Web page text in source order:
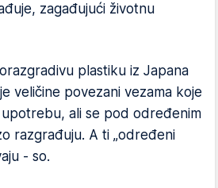
zagađujući životnu
plastiku iz Japana
veličine povezani vezama koje
ali se pod određenim
razgrađuju. A ti „određeni
- so.